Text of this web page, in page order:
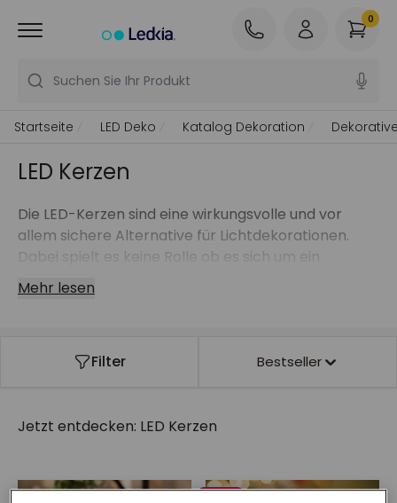
Suchen Sie Ihr Produkt
0
Startseite LED Deko Katalog Dekoration
LED Kerzen
Die LED-Kerzen sind eine wirkungsvolle und vor
allem sichere Alternative für Lichtdekorationen.
Dabei spielt es keine Rolle ob es sich um ein
Weihnachtsessen oder ein romantisches
Abendessen handelt, oder Sie einfach ein sanftes
verschiedene Lichtkerzenmodelle aus natürlichem
Flackern einer herkömmlichen Kerze originalgetreu
Brandgefahr zu sorgen.
Mehr lesen
Filter Bestseller
Jetzt entdecken: LED Kerzen